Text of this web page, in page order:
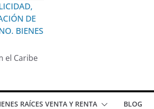
DE
BIENES
el Caribe
RAÍCES VENTA Y RENTA BLOG